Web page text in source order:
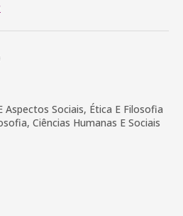
Aspectos Sociais, Ética E Filosofia
Ciências Humanas E Sociais